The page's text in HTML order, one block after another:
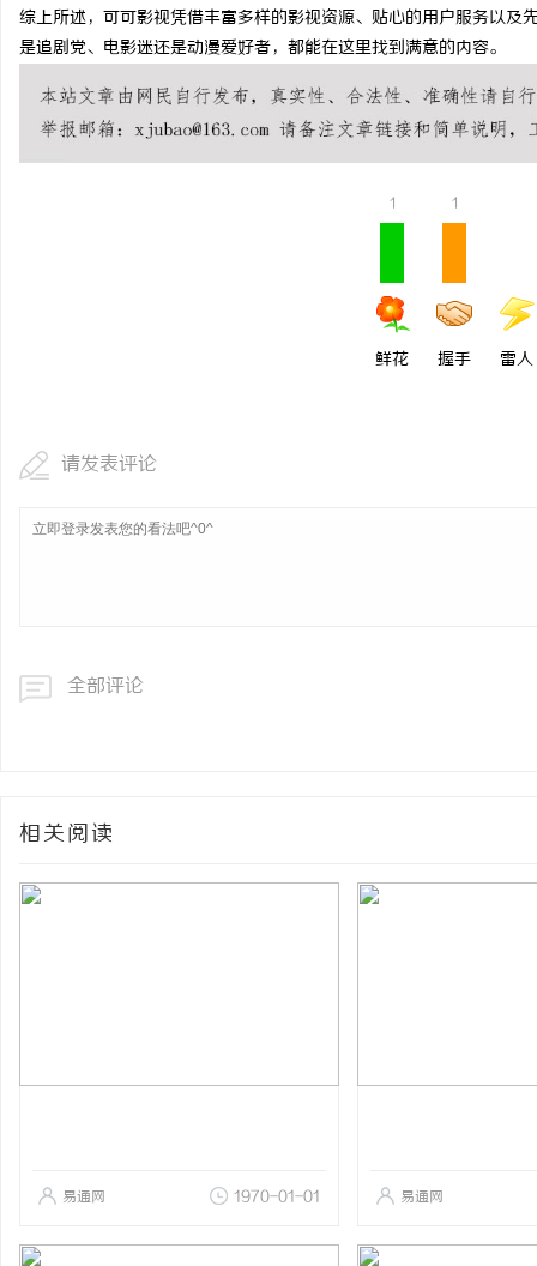
综上所述，可可影视凭借丰富多样的影视资源、贴心的用户服务以
是追剧党、电影迷还是动漫爱好者，都能在这里找到满意的内容。
1
鲜花
1
握手 雷人
请发表评论
全部评论
相关阅读
易通网 1970-01-01 易通网